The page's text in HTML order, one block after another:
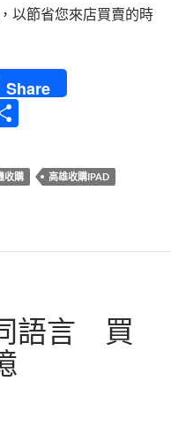
以節省您來店買賣的時
Share
收購
高雄收購IPAD
語言 買